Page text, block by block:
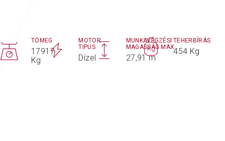
TÖMEG
17917
Kg
MOTOR
TIPUS
Dízel
MUNKAVÉGZÉSI
MAGASSÁG MAX.
27,91 m
TEHERBÍRÁS
454 Kg